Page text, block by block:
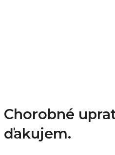
Chorobné
ďakujem.